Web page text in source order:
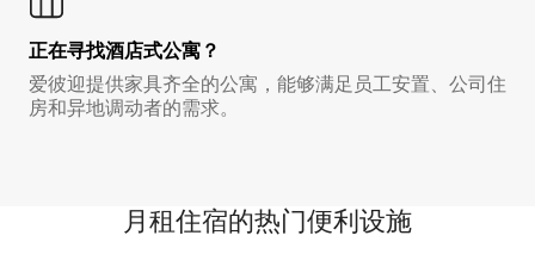
正在寻找酒店式公寓？
爱彼迎提供家具齐全的公寓，能够满足员工安置、公司住
房和异地调动者的需求。
月租住宿的热门便利设施